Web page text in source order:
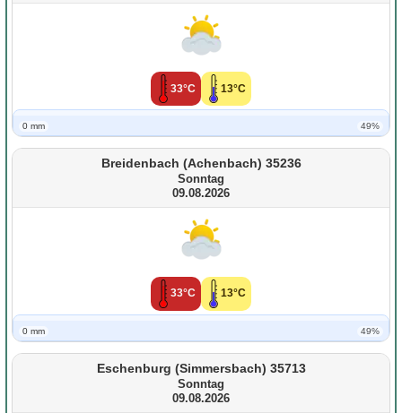
33°C 13°C
0 mm 49%
Breidenbach (Achenbach) 35236
Sonntag
09.08.2026
33°C 13°C
0 mm 49%
Eschenburg (Simmersbach) 35713
Sonntag
09.08.2026